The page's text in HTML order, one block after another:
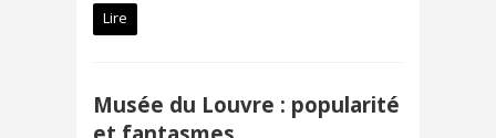
Lire
Musée du Louvre : popularité